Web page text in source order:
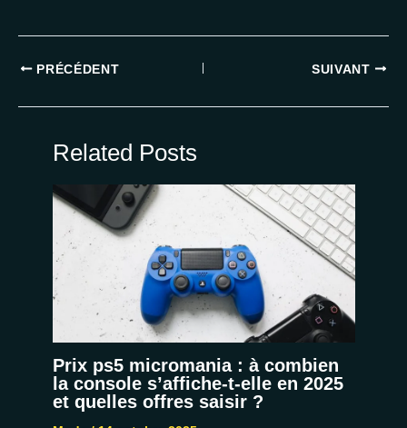
PRÉCÉDENT SUIVANT
Related Posts
Prix ps5 micromania : à combien
la console s’affiche-t-elle en 2025
et quelles offres saisir ?